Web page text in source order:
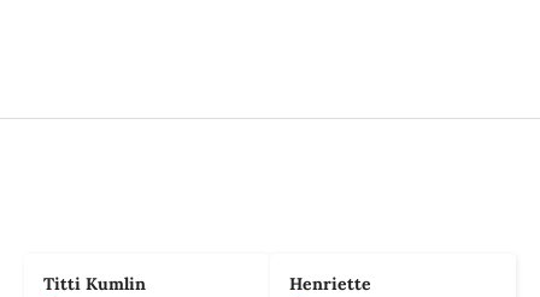
Titti Kumlin Henriette